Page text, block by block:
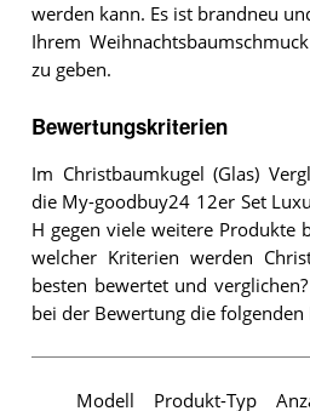
werden kann. Es ist brandneu
Ihrem
zu geben.
Bewertungskriterien
Im Christbaumkugel (Glas)
die My-goodbuy24 12er Set
H gegen viele weitere Produkte
welcher Kriterien werden
besten bewertet und
bei der Bewertung die
Modell Produkt-Typ